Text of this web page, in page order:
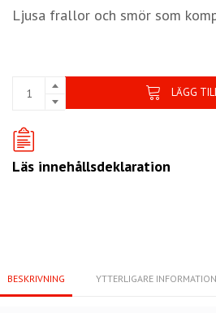
Ljusa frallor och smör som
LÄGG
Läs innehållsdeklaration
BESKRIVNING YTTERLIGARE INFORMATION